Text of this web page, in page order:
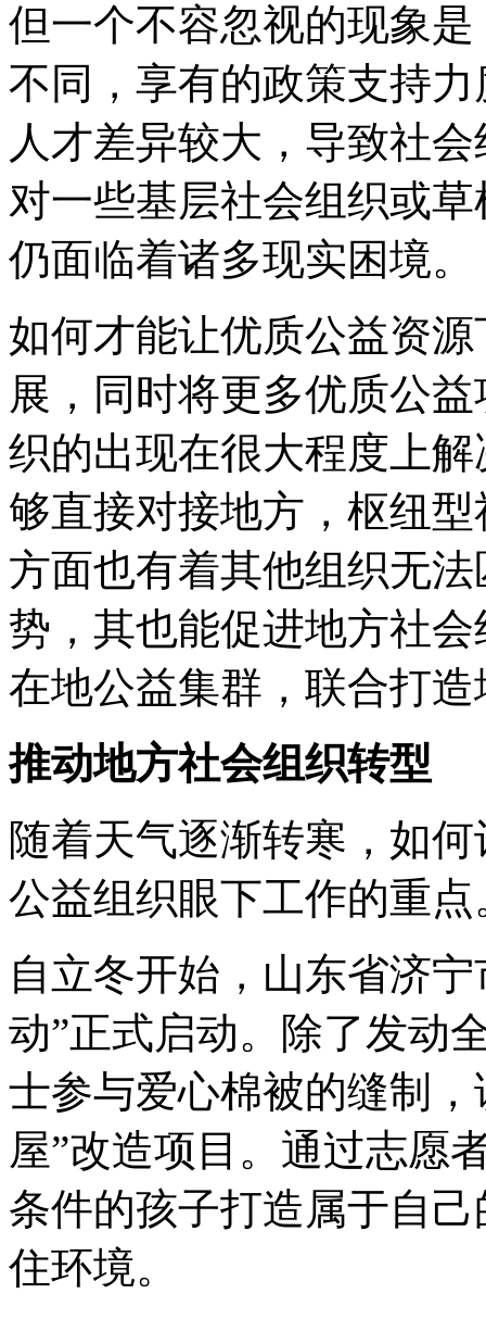
但一个不容忽视的现象
不同，享有的政策支持
人才差异较大，导致社
对一些基层社会组织或
仍面临着诸多现实困境。
如何才能让优质公益资
展，同时将更多优质公
织的出现在很大程度上
够直接对接地方，枢纽
方面也有着其他组织无
势，其也能促进地方社
在地公益集群，联合打
推动地方社会组织转型
随着天气逐渐转寒，如
公益组织眼下工作的重点
自立冬开始，山东省济
动”正式启动。除了发动
士参与爱心棉被的缝制
屋”改造项目。通过志愿
条件的孩子打造属于自
住环境。